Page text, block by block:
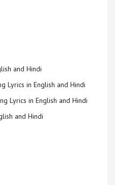
and Hindi
Lyrics in English and Hindi
Lyrics in English and Hindi
and Hindi